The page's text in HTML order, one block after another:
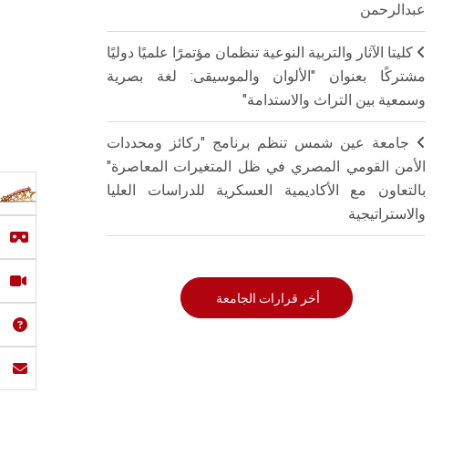
عبدالرحمن
كليتا الآثار والتربية النوعية تنظمان مؤتمرًا علميًا دوليًا
مشتركًا بعنوان "الألوان والموسيقى: لغة بصرية
وسمعية بين التراث والاستدامة"
جامعة عين شمس تنظم برنامج "ركائز ومحددات
الأمن القومي المصري في ظل المتغيرات المعاصرة"
بالتعاون مع الأكاديمية العسكرية للدراسات العليا
والاستراتيجية
أخر قرارات الجامعة